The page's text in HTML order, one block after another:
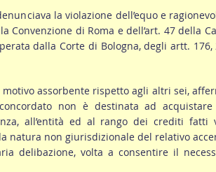
la violazione dell’equo e
Convenzione di Roma e dell’art. 47 della
dalla Corte di Bologna, degli artt. 176,
assorbente rispetto agli altri sei,
non è destinata ad
all’entità ed al rango dei crediti fatti
natura non giurisdizionale del relativo
delibazione, volta a consentire il